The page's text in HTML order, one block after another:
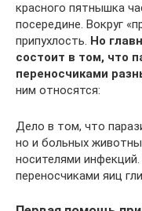
красного пятнышка
посередине. Вокруг
припухлость. Но
состоит в том, что
переносчиками
ним относятся:
Дело в том, что
но и больных
носителями
переносчиками яиц